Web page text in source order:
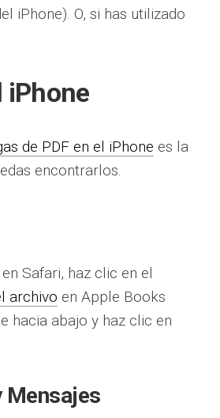
iPhone). O, si has utilizado
iPhone
de PDF en el iPhone es la
encontrarlos.
Safari, haz clic en el
archivo en Apple Books
hacia abajo y haz clic en
Mensajes